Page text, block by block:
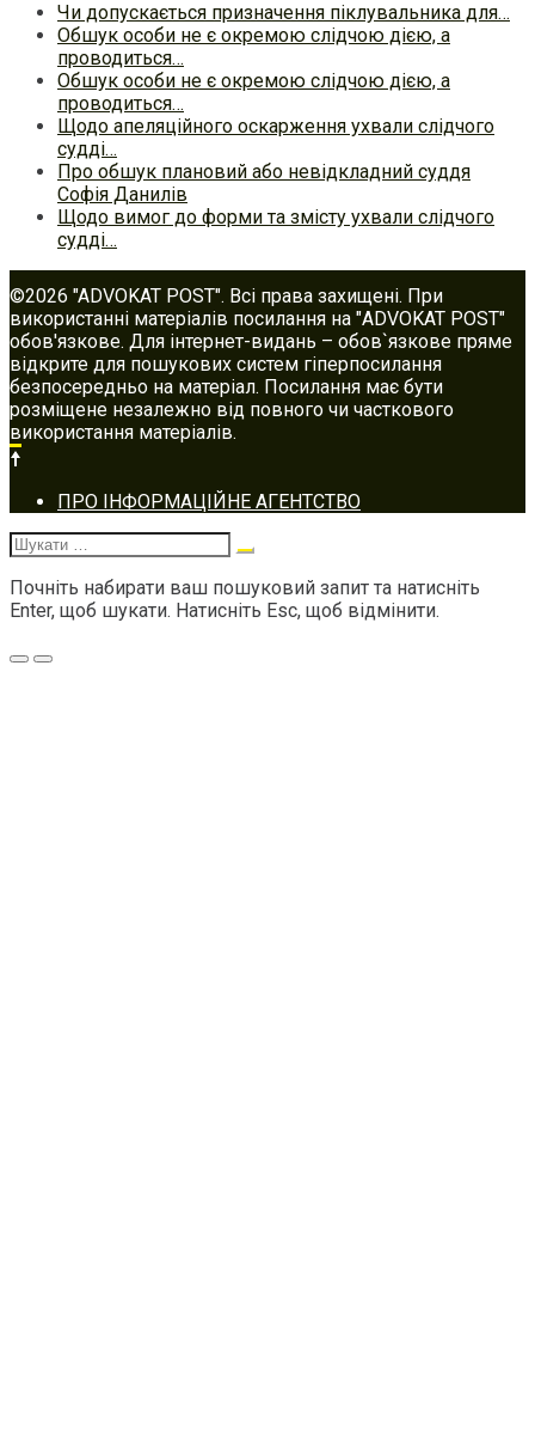
Чи допускається призначення піклувальника для…
Обшук особи не є окремою слідчою дією, а
проводиться…
Обшук особи не є окремою слідчою дією, а
проводиться…
Щодо апеляційного оскарження ухвали слідчого
судді…
Про обшук плановий або невідкладний суддя
Софія Данилів
Щодо вимог до форми та змісту ухвали слідчого
судді…
©2026 "ADVOKAT POST". Всі права захищені. При
використанні матеріалів посилання на "ADVOKAT POST"
обов'язкове. Для інтернет-видань – обов`язкове пряме
відкрите для пошукових систем гіперпосилання
безпосередньо на матеріал. Посилання має бути
розміщене незалежно від повного чи часткового
використання матеріалів.
Footer
navigation
ПРО ІНФОРМАЦІЙНЕ АГЕНТСТВО
Шукати:
Почніть набирати ваш пошуковий запит та натисніть
Enter, щоб шукати. Натисніть Esc, щоб відмінити.
Меню